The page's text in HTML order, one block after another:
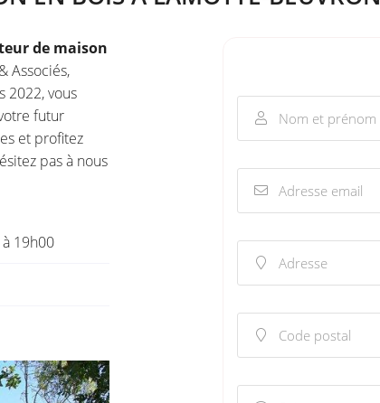
de maison
Associés,
2022, vous
futur
et profitez
pas à nous
19h00
 Nom et prénom
 Adresse email
 Adresse
 Code postal